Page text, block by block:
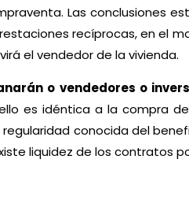
Las conclusiones
recíprocas, en el
el vendedor de la vivienda.
o vendedores o
es idéntica a la compra
conocida del
liquidez de los contratos